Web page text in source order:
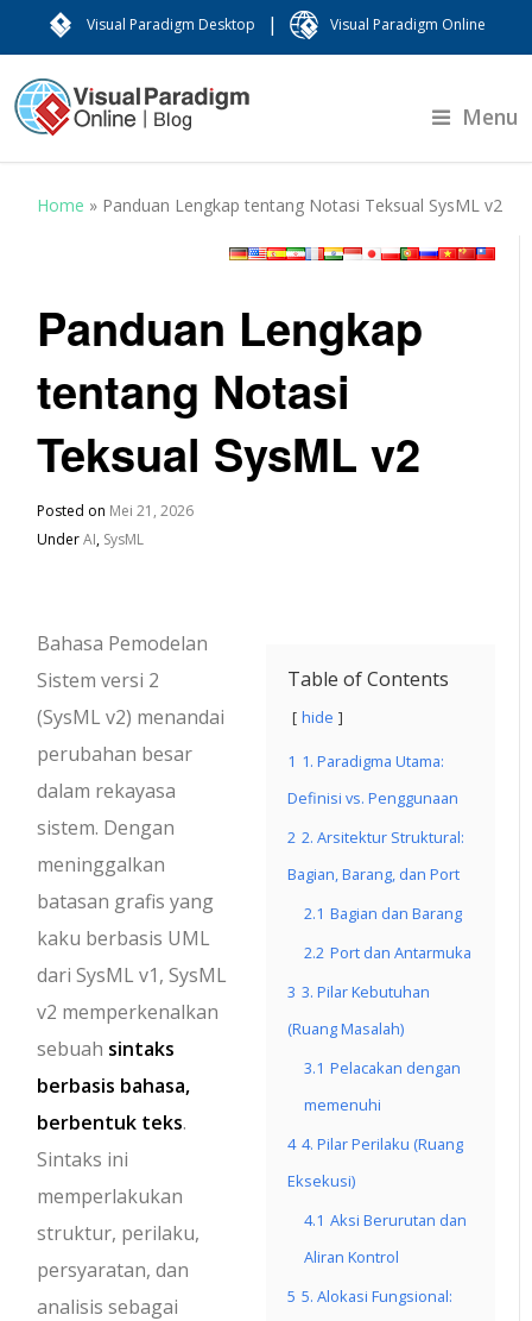
Visual Paradigm Desktop | Visual Paradigm Online
Menu
Home » Panduan Lengkap tentang Notasi Teksual SysML v2
Panduan Lengkap
tentang Notasi
Teksual SysML v2
Posted on Mei 21, 2026
UnderAI, SysML
Table of Contents
hide
1 1. Paradigma Utama:
Definisi vs. Penggunaan
2 2. Arsitektur Struktural:
Bagian, Barang, dan Port
2.1 Bagian dan Barang
2.2 Port dan Antarmuka
3 3. Pilar Kebutuhan
(Ruang Masalah)
3.1 Pelacakan dengan
memenuhi
4 4. Pilar Perilaku (Ruang
Eksekusi)
4.1 Aksi Berurutan dan
Aliran Kontrol
5 5. Alokasi Fungsional:
Bahasa Pemodelan
Sistem versi 2
(SysML v2) menandai
perubahan besar
dalam rekayasa
sistem. Dengan
meninggalkan
batasan grafis yang
kaku berbasis UML
dari SysML v1, SysML
v2 memperkenalkan
sebuah sintaks
berbasis bahasa,
berbentuk teks.
Sintaks ini
memperlakukan
struktur, perilaku,
persyaratan, dan
analisis sebagai